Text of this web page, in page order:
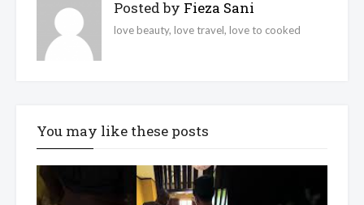
Posted by Fieza Sani
love beauty, love travel, love to cooked
You may like these posts